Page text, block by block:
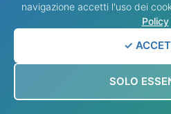
navigazione accetti l'uso dei
Policy
✓
SOLO